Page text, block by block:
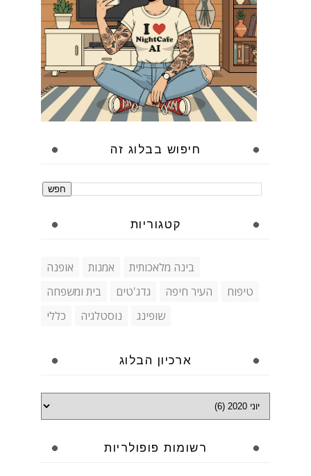
חיפוש בבלוג זה
קטגוריות
אופנה אמנות
בינה מלאכותית
בית ומשפחה
גדג'טים העיר חיפה
טיפוח
כללי
נוסטלגיה שופינג
ארכיון הבלוג
רשומות פופולריות